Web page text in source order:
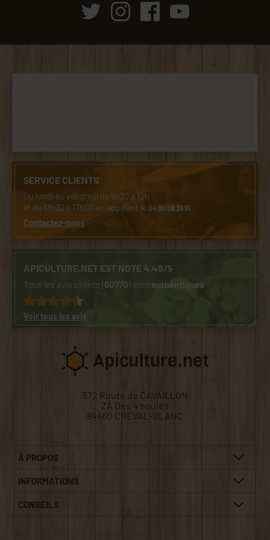
SERVICE CLIENTS
Du lundi au vendredi de 8h30 à 12h
et de 13h30 à 17h00 en appelant le04 90 06 39 91
Contactez-nous
APICULTURE.NET EST NOTÉ 4.49/5
Tous les avis clients (60770) sontauthentiques
Voir tous les avis
572 Route de CAVAILLON
ZA Des 4 boules
84460 CHEVAL-BLANC
À PROPOS
INFORMATIONS
CONSEILS